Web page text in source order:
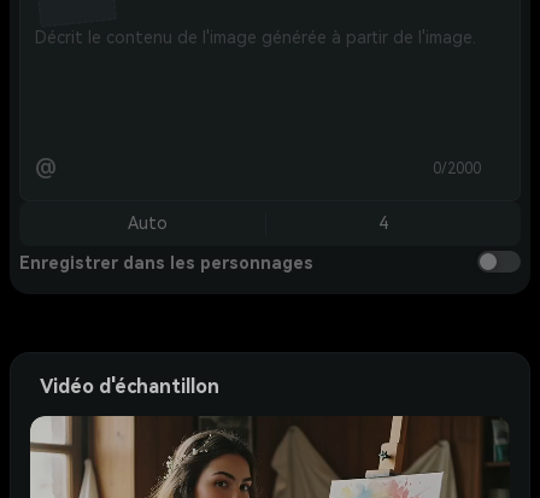
@ 0/2000
Auto 4
Enregistrer dans les personnages
Vidéo d'échantillon